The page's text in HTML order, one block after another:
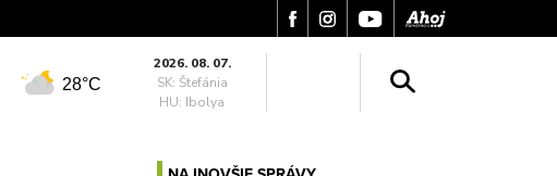
28°C
2026. 08. 07.
SK: Štefánia
HU: Ibolya